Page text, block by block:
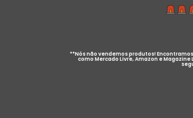
**Nós não vendemos produtos!
como Mercado Livre, Amazon e